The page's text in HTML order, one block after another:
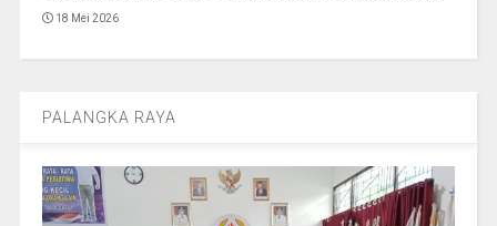
18 Mei 2026
PALANGKA RAYA